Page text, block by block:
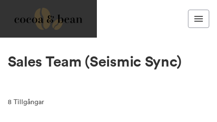
Sales Team (Seismic Sync)
8 Tillgångar